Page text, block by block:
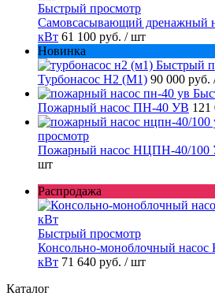
Быстрый просмотр
Самовсасывающий дренажный
кВт 61 100 руб. / шт
Новинка
Быстрый
Турбонасос Н2 (М1) 90 000 руб.
Пожарный насос ПН-40 УВ 121
просмотр
Пожарный насос НЦПН-40/100
шт
Распродажа
Быстрый просмотр
Консольно-моноблочный насос
кВт 71 640 руб. / шт
Каталог